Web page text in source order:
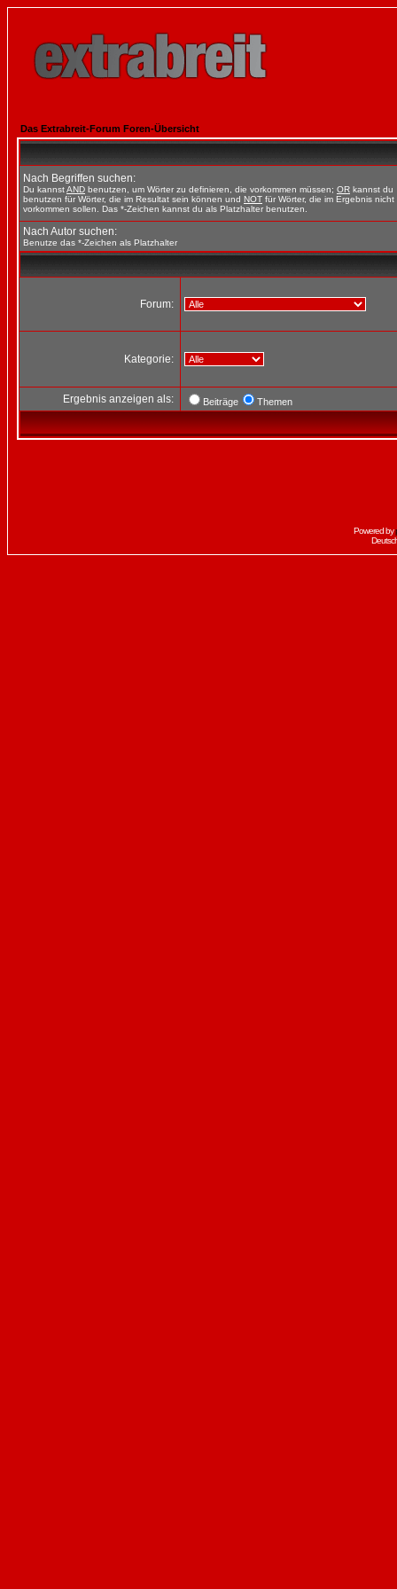
Das Extrabreit-Forum Foren-Übersicht
Nach Begriffen suchen:
Du kannstAND benutzen, um Wörter zu definieren, die vorkommen müssen; OR kannst du
benutzen für Wörter, die im Resultat sein können und NOT für Wörter, die im Ergebnis nicht
vorkommen sollen. Das *-Zeichen kannst du als Platzhalter benutzen.
Nach Autor suchen:
Benutze das *-Zeichen als Platzhalter
Forum:
Kategorie:
Ergebnis anzeigen als: Beiträge Themen
Powered by